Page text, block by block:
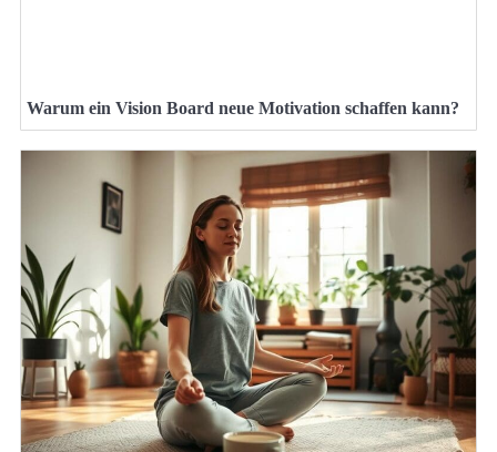
Warum ein Vision Board neue Motivation schaffen kann?